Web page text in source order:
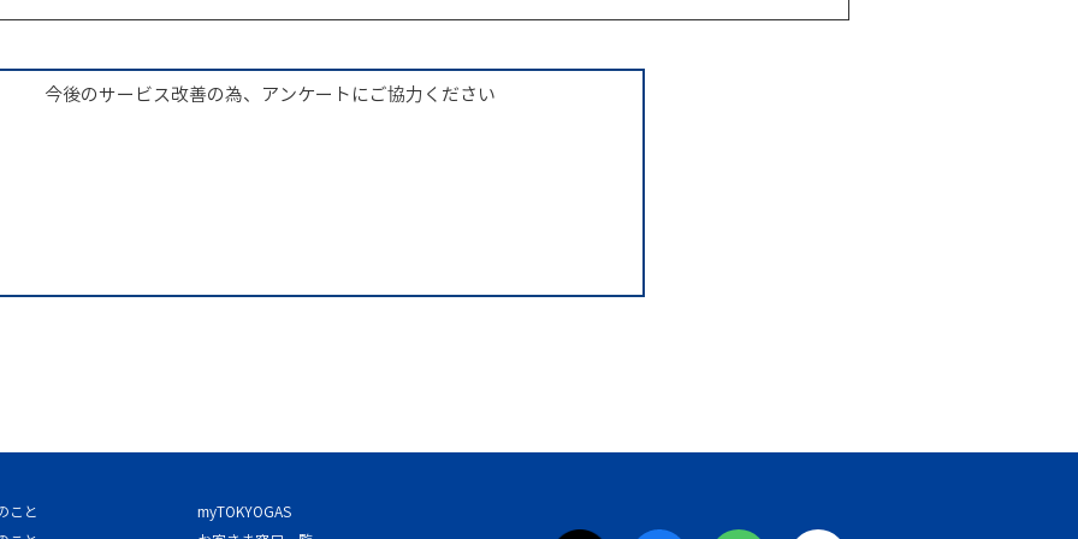
今後のサービス改善の為、アンケートにご協力ください
こと
myTOKYOGAS